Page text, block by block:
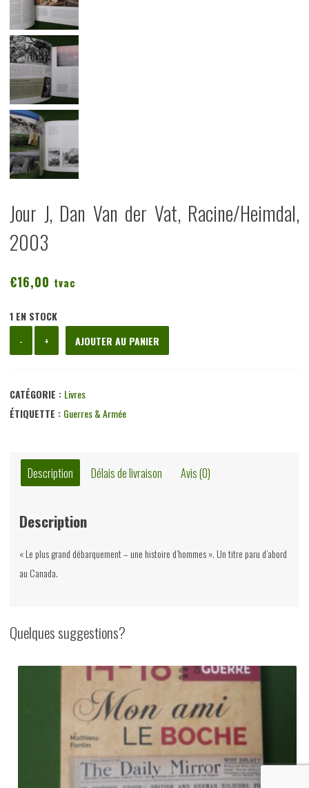
Jour J, Dan Van der Vat, Racine/Heimdal,
2003
€16,00 tvac
1 EN STOCK
-
de
J,
Dan
Vat,
Racine/Heimdal,
+ AJOUTER AU PANIER
CATÉGORIE : Livres
ÉTIQUETTE : Guerres & Armée
Description Délais de livraison Avis (0)
Description
« Le plus grand débarquement – une histoire d’hommes ». Un titre paru d’abord
au Canada.
Quelques suggestions?